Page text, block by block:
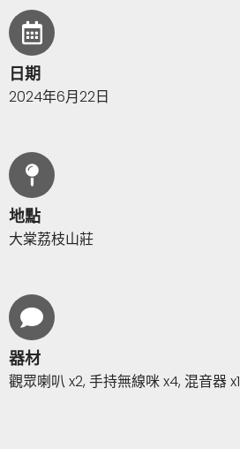
日期
2024年6月22日
地點
大棠荔枝山莊
器材
觀眾喇叭 x2, 手持無線咪 x4, 混音器 x1